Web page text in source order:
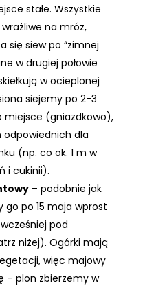
stałe. Wszystkie
na mróz,
się siew po “zimnej
w drugiej połowie
w ocieplonej
siejemy po 2-3
miejsce (gniazdkowo),
odpowiednich dla
(np. co ok. 1 m w
i cukinii).
– podobnie jak
go po 15 maja wprost
pod
niżej). Ogórki mają
więc majowy
– plon zbierzemy w